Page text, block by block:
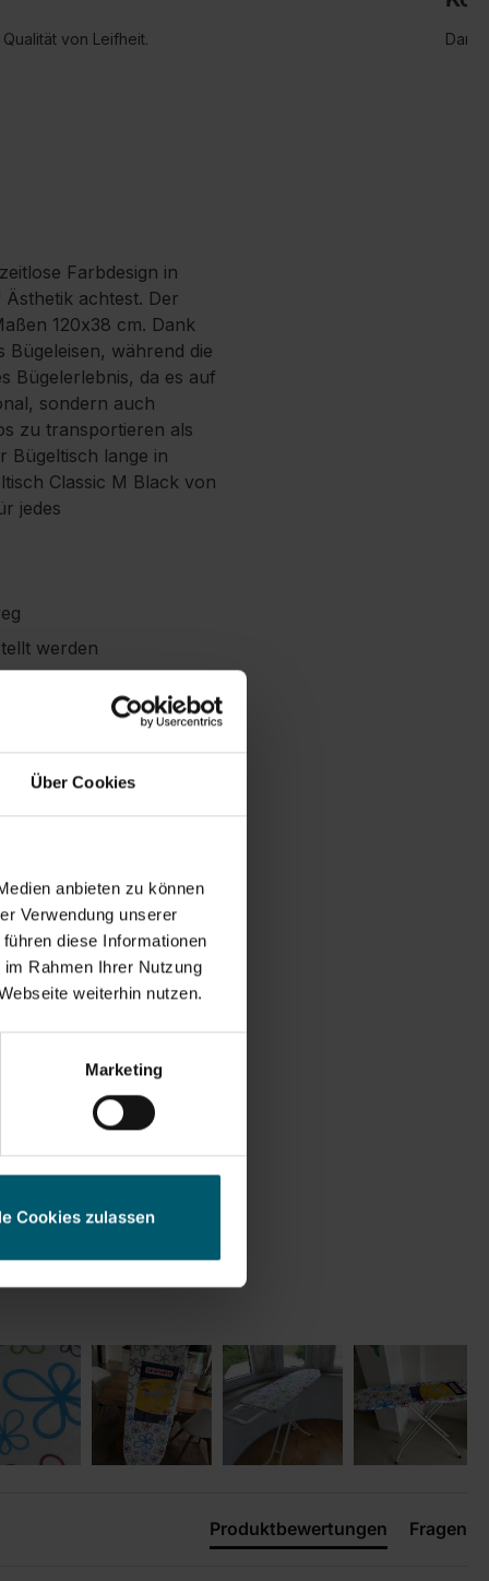
Über Cookies
anbieten zu können
Verwendung unserer
diese Informationen
Rahmen Ihrer Nutzung
weiterhin nutzen.
Marketing
Cookies zulassen
von Leifheit. Dank
Farbdesign in
achtest. Der
120x38 cm. Dank
während die
Bügelerlebnis, da es auf
sondern auch
zu transportieren als
Bügeltisch lange in
Classic M Black von
jedes
werden
Produktbewertungen Fragen